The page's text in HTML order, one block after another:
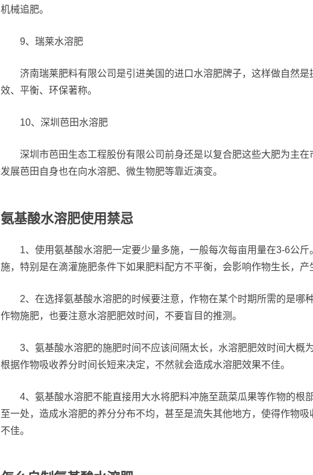
机械追肥。
9、瑞莱水溶肥
济南瑞莱肥料有限公司是引进美国的进口水溶肥牌子，这样做自然
效、平衡、环保著称。
10、深圳芭田水溶肥
深圳市芭田生态工程股份有限公司前身还是以复合肥这些大肥为主
发展芭田自身也在向水溶肥、微生物肥等靠近演变。
氨基酸水溶肥使用禁忌
1、使用氨基酸水溶肥一定要少量多施，一般每次每亩用量在3-6公
施，特别是在滴灌施肥条件下如果肥料配方不平衡，会影响作物生长，产
2、在选择氨基酸水溶肥的时候要注意，作物在某个时期所需的是哪
作物施肥，也要注意水溶肥肥效时间，不要盲目的推测。
3、氨基酸水溶肥的施肥时间不应该间隔太长，水溶肥肥效时间大概
根据作物吸收养分时间长短来决定，不然就会造成水溶肥效果不佳。
4、氨基酸水溶肥不能直接用大水将肥料冲施至蔬菜瓜果等作物的根
至一处，造成水溶肥的养分分布不均，甚至是流失其他地方，使得作物
不佳。